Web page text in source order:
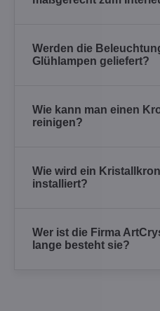
Werden die
Glühlampen geliefert?
Wie kann man einen
reinigen?
Wie wird ein
installiert?
Wer ist die Firma
lange besteht sie?